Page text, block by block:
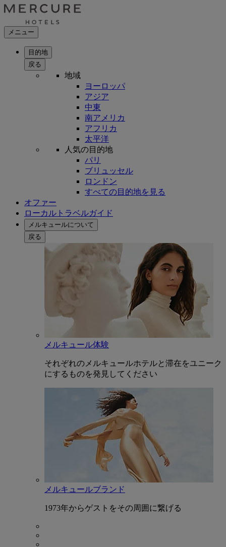
メニュー
目的地
戻る
地域
ヨーロッパ
アジア
中東
南アメリカ
アフリカ
太平洋
人気の目的地
パリ
ブリュッセル
ロンドン
すべての目的地を見る
オファー
ローカルトラベルガイド
メルキュールについて
戻る
メルキュール体験
それぞれのメルキュールホテルと滞在をユニーク
にするものを発見してください
メルキュールブランド
1973年からゲストをその周囲に繋げる